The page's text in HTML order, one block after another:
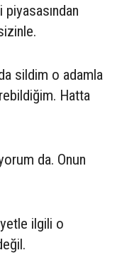
piyasasından
sildim o adamla
Hatta
da. Onun
ilgili o